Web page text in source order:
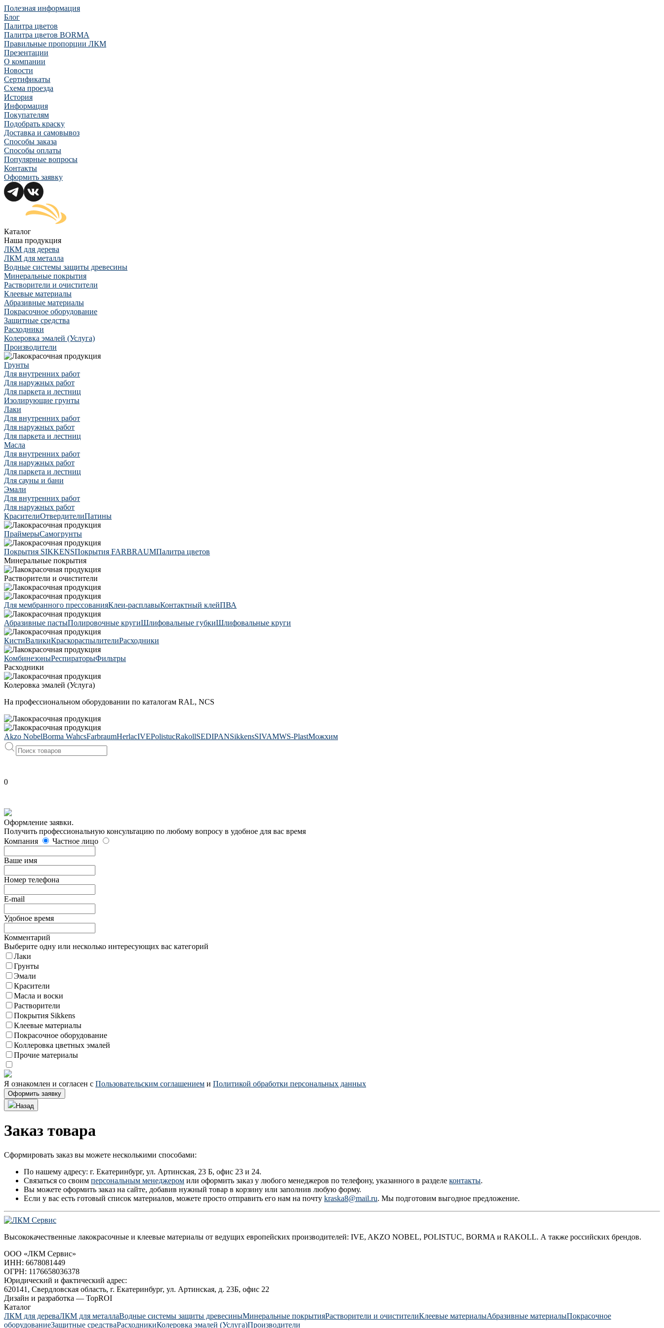
Полезная информация
Блог
Палитра цветов
Палитра цветов BORMA
Правильные пропорции ЛКМ
Презентации
О компании
Новости
Сертификаты
Схема проезда
История
Информация
Покупателям
Подобрать краску
Доставка и самовывоз
Способы заказа
Способы оплаты
Популярные вопросы
Контакты
Оформить заявку
Каталог
Наша продукция
ЛКМ для дерева
ЛКМ для металла
Водные системы защиты древесины
Минеральные покрытия
Растворители и очистители
Клеевые материалы
Абразивные материалы
Покрасочное оборудование
Защитные средства
Расходники
Колеровка эмалей (Услуга)
Производители
Грунты
Для внутренних работ
Для наружных работ
Для паркета и лестниц
Изолирующие грунты
Лаки
Для внутренних работ
Для наружных работ
Для паркета и лестниц
Масла
Для внутренних работ
Для наружных работ
Для паркета и лестниц
Для сауны и бани
Эмали
Для внутренних работ
Для наружных работ
КрасителиОтвердителиПатины
ПраймерыСамогрунты
Покрытия SIKKENSПокрытия FARBRAUMПалитра цветов
Минеральные покрытия
Растворители и очистители
Для мембранного прессованияКлеи-расплавыКонтактный клейПВА
Абразивные пастыПолировочные кругиШлифовальные губкиШлифовальные круги
КистиВаликиКраскораспылителиРасходники
КомбинезоныРеспираторыФильтры
Расходники
Колеровка эмалей (Услуга)
На профессиональном оборудовании по каталогам RAL, NCS
Akzo NobelBorma WahcsFarbraumHerlacIVEPolistucRakollSEDIPANSikkensSIVAMWS-PlastМожхим
0
Оформление заявки.
Получить профессиональную консультацию по любому вопросу в удобное для вас время
Компания
Частное лицо
Ваше имя
Номер телефона
E-mail
Удобное время
Комментарий
Выберите одну или несколько интересующих вас категорий
Лаки
Грунты
Эмали
Красители
Масла и воски
Растворители
Покрытия Sikkens
Клеевые материалы
Покрасочное оборудование
Коллеровка цветных эмалей
Прочие материалы
Я ознакомлен и согласен с Пользовательским соглашением и Политикой обработки персональных данных
Назад
Заказ товара
Сформировать заказ вы можете несколькими способами:
По нашему адресу: г. Екатеринбург, ул. Артинская, 23 Б, офис 23 и 24.
Связаться со своим персональным менеджером или оформить заказ у любого менеджеров по телефону, указанного в разделе контакты.
Вы можете оформить заказ на сайте, добавив нужный товар в корзину или заполнив любую форму.
Если у вас есть готовый список материалов, можете просто отправить его нам на почту kraska8@mail.ru. Мы подготовим выгодное предложение.
Высококачественные лакокрасочные и клеевые материалы от ведущих европейских производителей: IVE, AKZO NOBEL, POLISTUC, BORMA и RAKOLL. А также российских брендов.
ООО «ЛКМ Сервис»
ИНН: 6678081449
ОГРН: 1176658036378
Юридический и фактический адрес:
620141, Свердловская область, г. Екатеринбург, ул. Артинская, д. 23Б, офис 22
Дизайн и разработка — TopROI
Каталог
ЛКМ для дереваЛКМ для металлаВодные системы защиты древесиныМинеральные покрытияРастворители и очистителиКлеевые материалыАбразивные материалыПокрасочное
оборудованиеЗащитные средстваРасходникиКолеровка эмалей (Услуга)Производители